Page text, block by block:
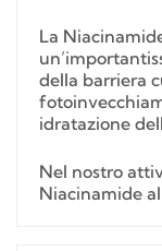
La
della barriera
idratazione
Nel nostro
Niacinamide